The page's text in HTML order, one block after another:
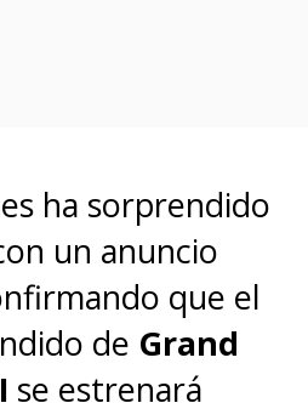
: nuevos
aventuras,
inesperados",
cocreadores al
final.
ha sorprendido
un anuncio
que el
de Grand
se estrenará